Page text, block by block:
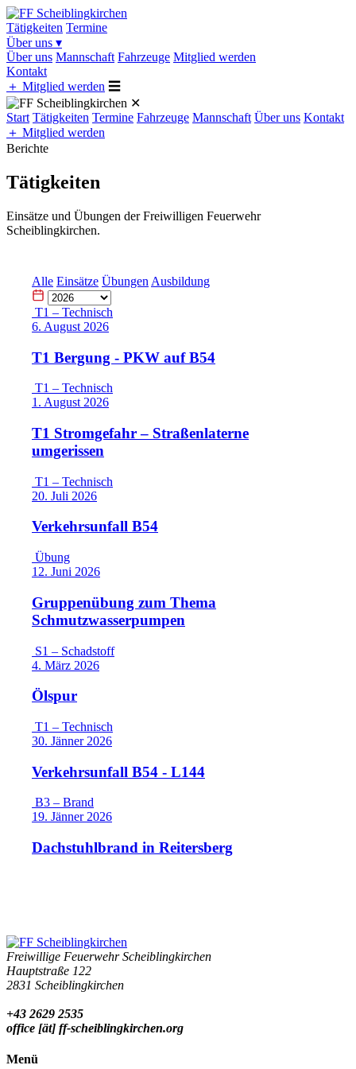
Tätigkeiten Termine
Über uns ▾
Über uns Mannschaft Fahrzeuge Mitglied werden
Kontakt
＋ Mitglied werden ☰
✕
Start Tätigkeiten Termine Fahrzeuge Mannschaft Über uns Kontakt
＋ Mitglied werden
Berichte
Tätigkeiten
Einsätze und Übungen der Freiwilligen Feuerwehr
Scheiblingkirchen.
Alle Einsätze Übungen Ausbildung
T1 – Technisch
6. August 2026
T1 Bergung - PKW auf B54
T1 – Technisch
1. August 2026
T1 Stromgefahr – Straßenlaterne
umgerissen
T1 – Technisch
20. Juli 2026
Verkehrsunfall B54
Übung
12. Juni 2026
Gruppenübung zum Thema
Schmutzwasserpumpen
S1 – Schadstoff
4. März 2026
Ölspur
T1 – Technisch
30. Jänner 2026
Verkehrsunfall B54 - L144
B3 – Brand
19. Jänner 2026
Dachstuhlbrand in Reitersberg
Freiwillige Feuerwehr Scheiblingkirchen
Hauptstraße 122
2831 Scheiblingkirchen
+43 2629 2535
office [ät] ff-scheiblingkirchen.org
Menü